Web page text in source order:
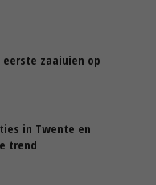
zaaiuien op
in Twente en
trend